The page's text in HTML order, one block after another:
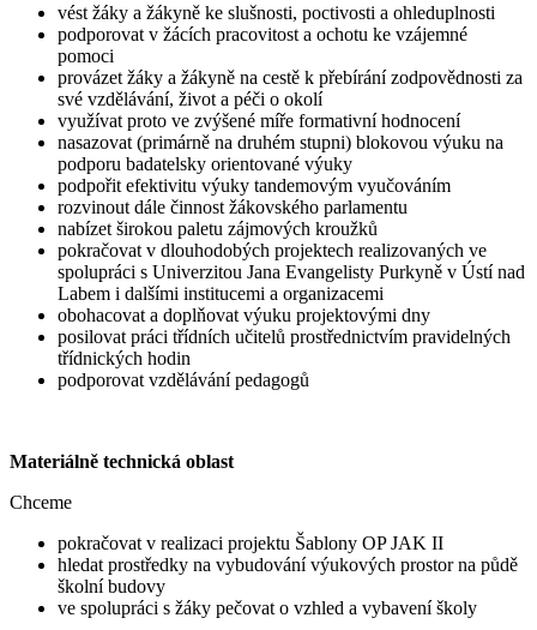
vést žáky a žákyně ke slušnosti, poctivosti a ohleduplnosti
podporovat v žácích pracovitost a ochotu ke vzájemné
pomoci
provázet žáky a žákyně na cestě k přebírání zodpovědnosti za
své vzdělávání, život a péči o okolí
využívat proto ve zvýšené míře formativní hodnocení
nasazovat (primárně na druhém stupni) blokovou výuku na
podporu badatelsky orientované výuky
podpořit efektivitu výuky tandemovým vyučováním
rozvinout dále činnost žákovského parlamentu
nabízet širokou paletu zájmových kroužků
pokračovat v dlouhodobých projektech realizovaných ve
spolupráci s Univerzitou Jana Evangelisty Purkyně v Ústí nad
Labem i dalšími institucemi a organizacemi
obohacovat a doplňovat výuku projektovými dny
posilovat práci třídních učitelů prostřednictvím pravidelných
třídnických hodin
podporovat vzdělávání pedagogů
Materiálně technická oblast
Chceme
pokračovat v realizaci projektu Šablony OP JAK II
hledat prostředky na vybudování výukových prostor na půdě
školní budovy
ve spolupráci s žáky pečovat o vzhled a vybavení školy